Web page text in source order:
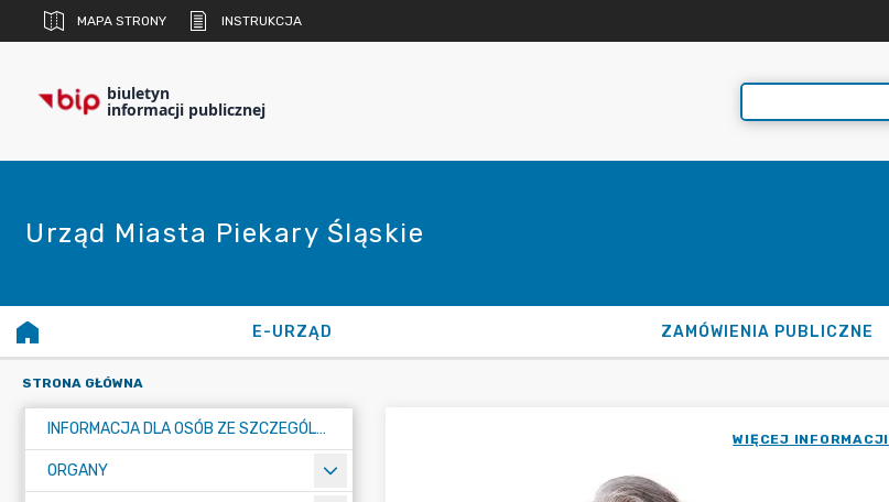
MAPA STRONY INSTRUKCJA
biuletyn
informacji publicznej
Urząd Miasta Piekary Śląskie
E-URZĄD ZAMÓWIENIA PUBLICZNE
STRONA GŁÓWNA
INFORMACJA DLA OSÓB ZE SZCZEGÓLNYMI POTRZEBAMI
ORGANY
WIĘCEJ INFORMACJI